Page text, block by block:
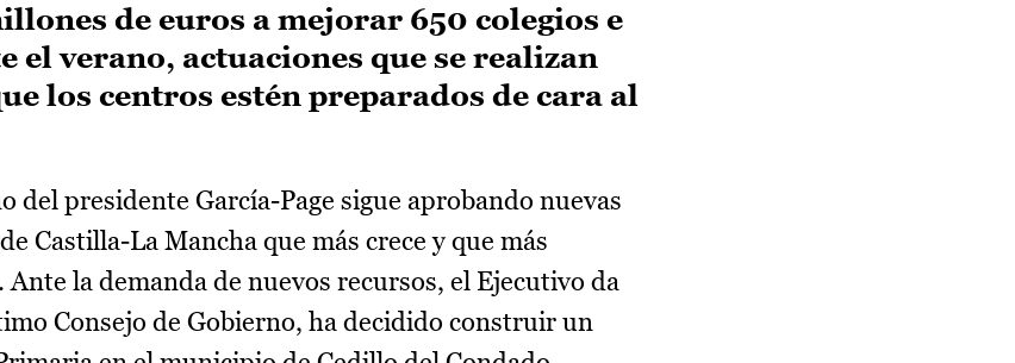
de euros a mejorar 650 colegios e
verano, actuaciones que se realizan
los centros estén preparados de cara al
del presidente García-Page sigue aprobando nuevas
Castilla-La Mancha que más crece y que más
la demanda de nuevos recursos, el Ejecutivo da
Consejo de Gobierno, ha decidido construir un